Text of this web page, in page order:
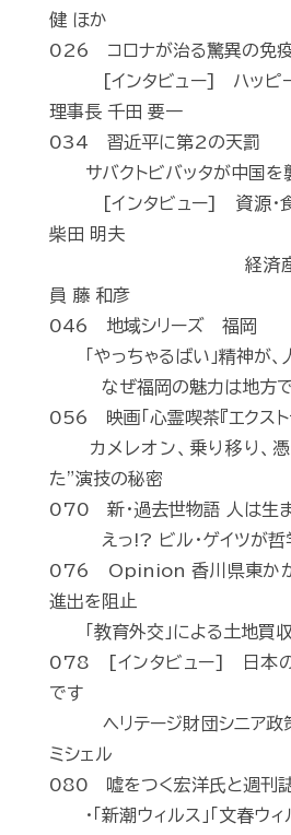
健 ほか
026 コロナが治る驚異の免
[インタビュー] ハッピー
理事長 千田 要一
034 習近平に第2の天罰
サバクトビバッタが中国を
[インタビュー] 資源・食
柴田 明夫
経済産業研究
員 藤 和彦
046 地域シリーズ 福岡
「やっちゃるばい」精神が、
なぜ福岡の魅力は地方で
056 映画「心霊喫茶『エクスト
カメレオン、乗り移り、
た”演技の秘密
070 新・過去世物語 人は生
えっ!? ビル・ゲイツが哲
076 Opinion 香川県東かが
進出を阻止
「教育外交」による土地買
078 [インタビュー] 日本の
です
ヘリテージ財団シニア政策
ミシェル
080 嘘をつく宏洋氏と週刊
・「新潮ウィルス」「文春ウィ